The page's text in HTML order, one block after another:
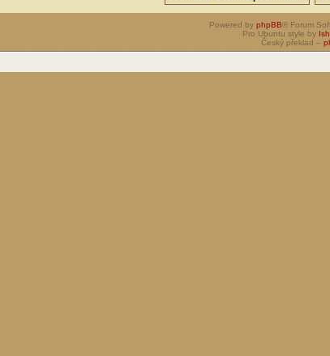
Powered by phpBB® Forum
Pro Ubuntu style by
Český překlad –